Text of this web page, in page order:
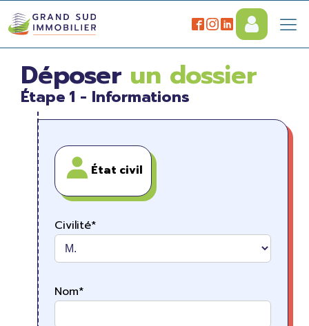
Déposer un dossier
Étape 1 - Informations
État civil
Civilité*
Nom*